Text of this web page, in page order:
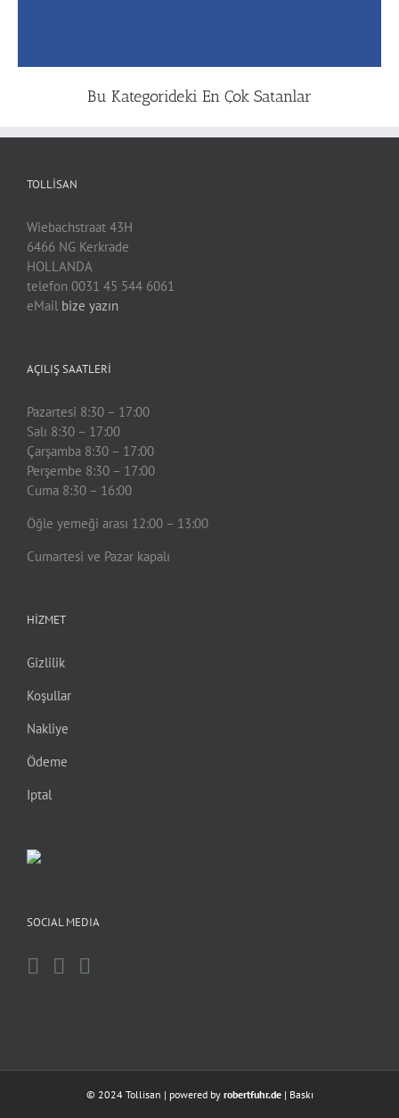
Bu Kategorideki En Çok Satanlar
TOLLISAN
Wiebachstraat 43H
6466 NG Kerkrade
HOLLANDA
telefon 0031 45 544 6061
eMail bize yazın
AÇILIŞ SAATLERİ
Pazartesi 8:30 – 17:00
Salı 8:30 – 17:00
Çarşamba 8:30 – 17:00
Perşembe 8:30 – 17:00
Cuma 8:30 – 16:00
Öğle yemeği arası 12:00 – 13:00
Cumartesi ve Pazar kapalı
HIZMET
Gizlilik
Koşullar
Nakliye
Ödeme
Iptal
SOCIAL MEDIA
© 2024 Tollisan | powered by robertfuhr.de| Baskı